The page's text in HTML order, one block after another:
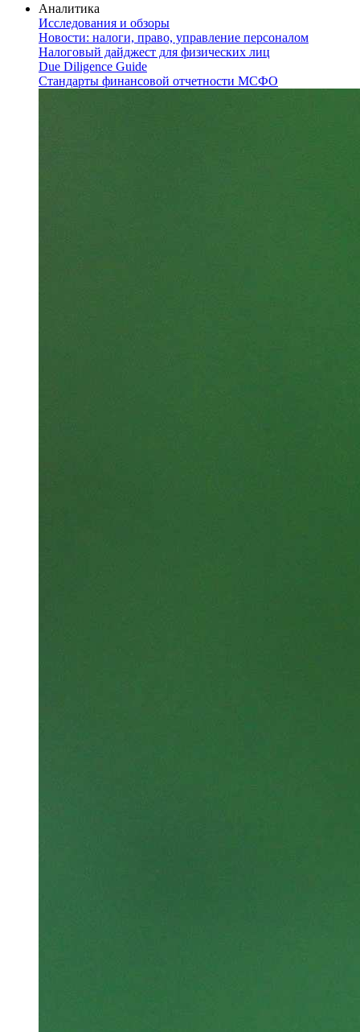
Аналитика
Исследования и обзоры
Новости: налоги, право, управление персоналом
Налоговый дайджест для физических лиц
Due Diligence Guide
Стандарты финансовой отчетности МСФО